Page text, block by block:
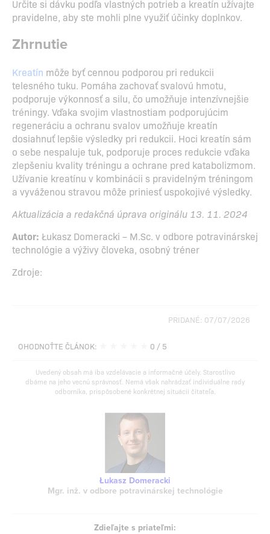
Určite si dávku podľa vlastných potrieb a kreatín užívajte
pravidelne, aby ste mohli plne využiť účinky doplnkov.
Zhrnutie
Kreatín môže byť cennou podporou pri redukcii
telesného tuku. Pomáha zachovať svalovú hmotu,
podporuje výkonnosť a silu, čo umožňuje intenzívnejšie
tréningy. Vďaka svojim vlastnostiam podporujúcim
regeneráciu a ochranu svalov umožňuje kreatín
dosiahnuť lepšie výsledky pri redukcii. Hoci kreatín sám
o sebe nespaluje tuk, podporuje proces redukcie vďaka
zlepšeniu kvality tréningu a ochrane pred katabolizmom.
Užívanie kreatínu v kombinácii s pravidelným tréningom
a vyváženou stravou môže priniesť uspokojivé výsledky.
Aktualizácia a redakčná úprava originálu 13. 11. 2024
Autor: Łukasz Domeracki – M.Sc. v odbore potravinárskej
technológie a výživy človeka, osobný tréner
Zdroje:
PRIDANÉ: 07/07/2026
OHODNOŤTE ČLÁNOK: 0 / 5
Uvedený obsah má iba vzdelávacie a informačné účely. Starostlivo
dbáme na jeho vecnú správnosť. Nemá však nahrádzať individuálne rady
odborníka, prispôsobené konkrétnej situácii čitateľa.
Łukasz Domeracki
Mgr. inž. v odbore potravinárskej technológie
Zdieľajte s priateľmi: